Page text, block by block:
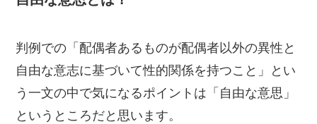
判例での「配偶者あるものが配偶者以外の異性と
自由な意志に基づいて性的関係を持つこと」とい
う一文の中で気になるポイントは「自由な意思」
というところだと思います。